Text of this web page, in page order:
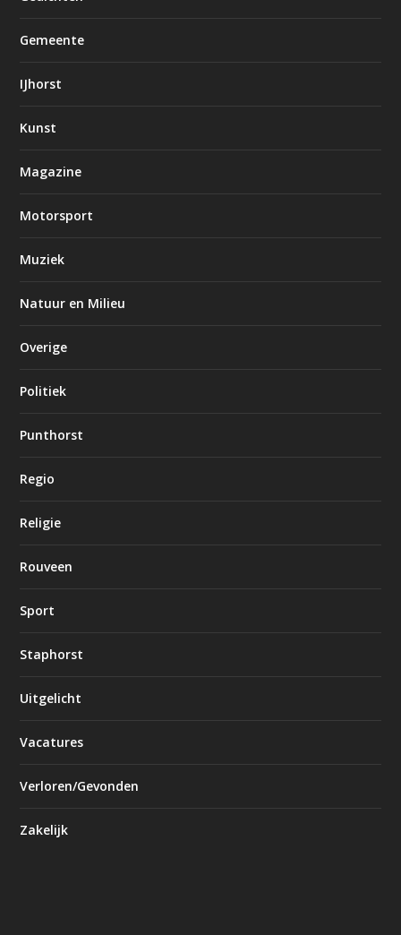
Gemeente
IJhorst
Kunst
Magazine
Motorsport
Muziek
Natuur en Milieu
Overige
Politiek
Punthorst
Regio
Religie
Rouveen
Sport
Staphorst
Uitgelicht
Vacatures
Verloren/Gevonden
Zakelijk